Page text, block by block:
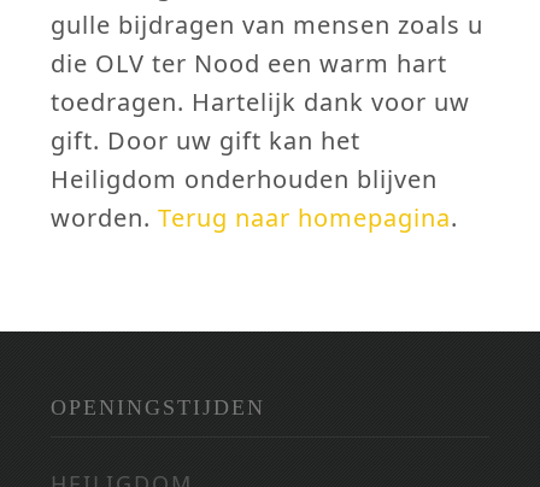
gulle bijdragen van mensen zoals u
die OLV ter Nood een warm hart
toedragen. Hartelijk dank voor uw
gift. Door uw gift kan het
Heiligdom onderhouden blijven
worden.Terug naar homepagina.
OPENINGSTIJDEN